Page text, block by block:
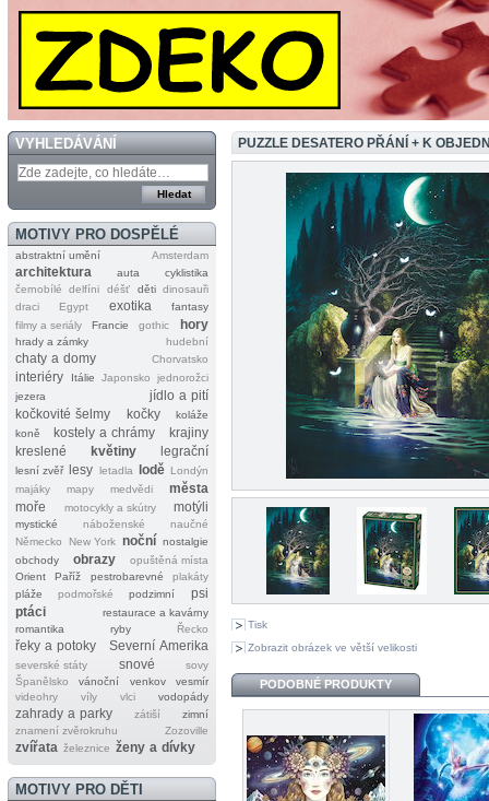
VYHLEDÁVÁNÍ
MOTIVY PRO DOSPĚLÉ
abstraktní umění Amsterdam
architektura auta
cyklistika
černobílé
delfíni déšť děti dinosauři
draci
Egypt exotika
fantasy
filmy a seriály
Francie gothic hory
hrady a zámky hudební
chaty a domy Chorvatsko
interiéry Itálie Japonsko
jednorožci
jezera
jídlo a pití
kočkovité šelmy
kočky
koláže
koně
kostely a chrámy
krajiny
kreslené
květiny legrační
lesní zvěř lesy letadla lodě Londýn
majáky
mapy medvědi
města
moře
motocykly a skútry motýli
mystické náboženské
naučné
Německo
New York noční nostalgie
obchody
obrazy
opuštěná místa
Orient
Paříž pestrobarevné
plakáty
pláže
podmořské podzimní
psi
ptáci
restaurace a kavárny
romantika
ryby Řecko
řeky a potoky Severní Amerika
severské státy snové
sovy
Španělsko
vánoční venkov
vesmír
videohry
víly vlci vodopády
zahrady a parky zátiší
zimní
znamení zvěrokruhu
Zozoville
zvířata železnice ženy a dívky
MOTIVY PRO DĚTI
PUZZLE DESATERO PŘÁNÍ + K
Tisk
Zobrazit obrázek ve větší velikosti
PODOBNÉ PRODUKTY